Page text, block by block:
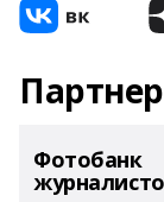
Фотобанк